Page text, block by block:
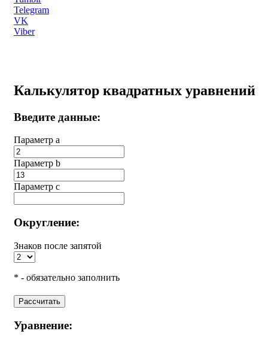
Telegram
VK
Viber
Калькулятор квадратных уравнений
Введите данные:
Параметр a
Параметр b
Параметр с
Округление:
Знаков после запятой
* - обязательно заполнить
Рассчитать
Уравнение: